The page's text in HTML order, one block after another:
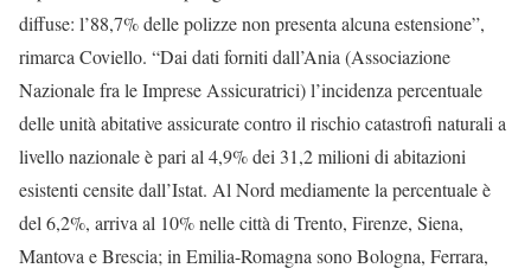
diffuse: l’88,7% delle polizze non presenta alcuna estensione”,
rimarca Coviello. “Dai dati forniti dall’Ania (Associazione
Nazionale fra le Imprese Assicuratrici) l’incidenza percentuale
delle unità abitative assicurate contro il rischio catastrofi naturali a
livello nazionale è pari al 4,9% dei 31,2 milioni di abitazioni
esistenti censite dall’Istat. Al Nord mediamente la percentuale è
del 6,2%, arriva al 10% nelle città di Trento, Firenze, Siena,
Mantova e Brescia; in Emilia-Romagna sono Bologna, Ferrara,